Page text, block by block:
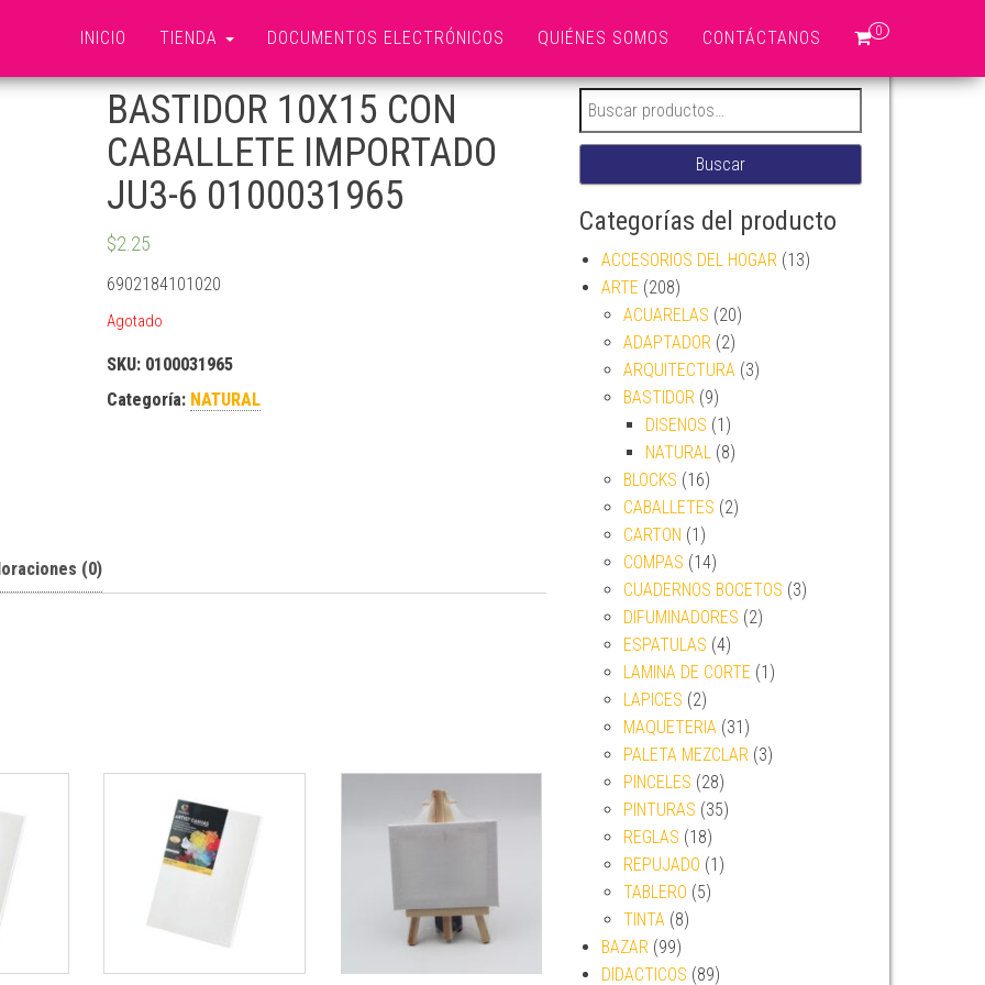
0
INICIO TIENDA DOCUMENTOS ELECTRÓNICOS QUIÉNES SOMOS CONTÁCTANOS
BASTIDOR 10X15 CON
CABALLETE IMPORTADO
JU3-6 0100031965
$2.25
6902184101020
Agotado
SKU: 0100031965
Categoría: NATURAL
(0)
Buscar por:
Buscar
Categorías del producto
ACCESORIOS DEL HOGAR (13)
ARTE (208)
ACUARELAS (20)
ADAPTADOR (2)
ARQUITECTURA (3)
BASTIDOR (9)
DISENOS (1)
NATURAL (8)
BLOCKS (16)
CABALLETES (2)
CARTON (1)
COMPAS (14)
CUADERNOS BOCETOS (3)
DIFUMINADORES (2)
ESPATULAS (4)
LAMINA DE CORTE (1)
LAPICES (2)
MAQUETERIA (31)
PALETA MEZCLAR (3)
PINCELES (28)
PINTURAS (35)
REGLAS (18)
REPUJADO (1)
TABLERO (5)
TINTA (8)
BAZAR (99)
DIDACTICOS (89)